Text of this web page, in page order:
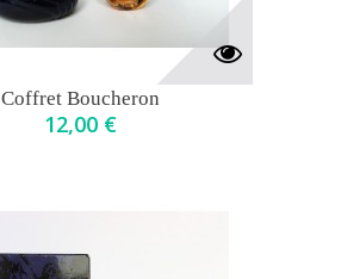
Coffret Boucheron
12,00 €